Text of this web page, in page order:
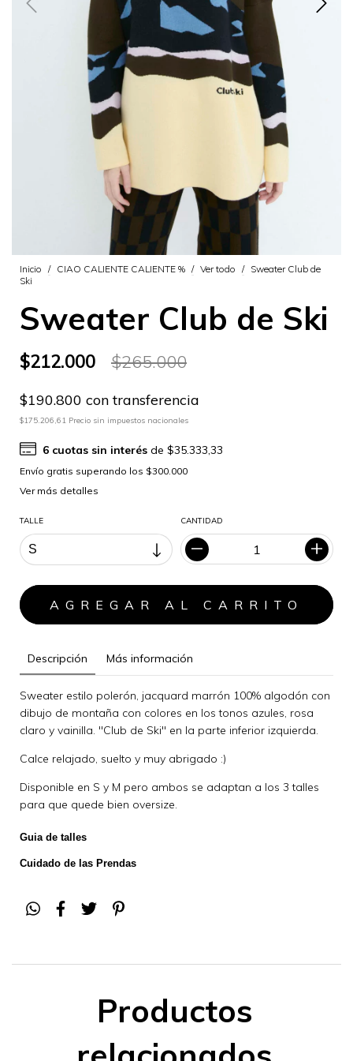
Inicio / CIAO CALIENTE CALIENTE % / Ver todo / Sweater Club de
Ski
Sweater Club de Ski
$212.000 $265.000
$190.800 con transferencia
$175.206,61 Precio sin impuestos nacionales
6cuotas sin interésde $35.333,33
Ver más detalles
TALLE CANTIDAD
Descripción Más información
Sweater estilo polerón, jacquard marrón 100% algodón con
dibujo de montaña con colores en los tonos azules, rosa
claro y vainilla. "Club de Ski" en la parte inferior izquierda.
Calce relajado, suelto y muy abrigado :)
Disponible en S y M pero ambos se adaptan a los 3 talles
para que quede bien oversize.
Guia de talles
Cuidado de las Prendas
Productos